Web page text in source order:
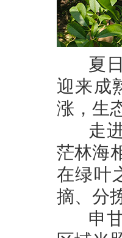
夏日
迎来成
涨，生
走进
茫林海
在绿叶
摘、分
申甘